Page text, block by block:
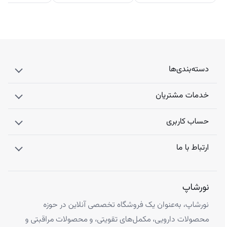
دسته‌بندی‌ها
خدمات مشتریان
حساب کاربری
ارتباط با ما
نورشاپ
نورشاپ، به‌عنوان یک فروشگاه تخصصی آنلاین در حوزه
محصولات دارویی، مکمل‌های تقویتی، و محصولات مراقبتی و